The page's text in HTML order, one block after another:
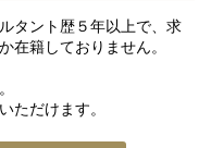
タント歴５年以上で、求
在籍しておりません。
ただけます。